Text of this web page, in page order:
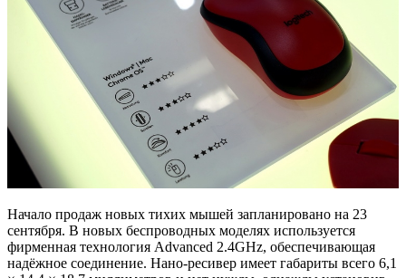
Начало продаж новых тихих мышей запланировано на 23
сентября. В новых беспроводных моделях используется
фирменная технология Advanced 2.4GHz, обеспечивающая
надёжное соединение. Нано-ресивер имеет габариты всего 6,1